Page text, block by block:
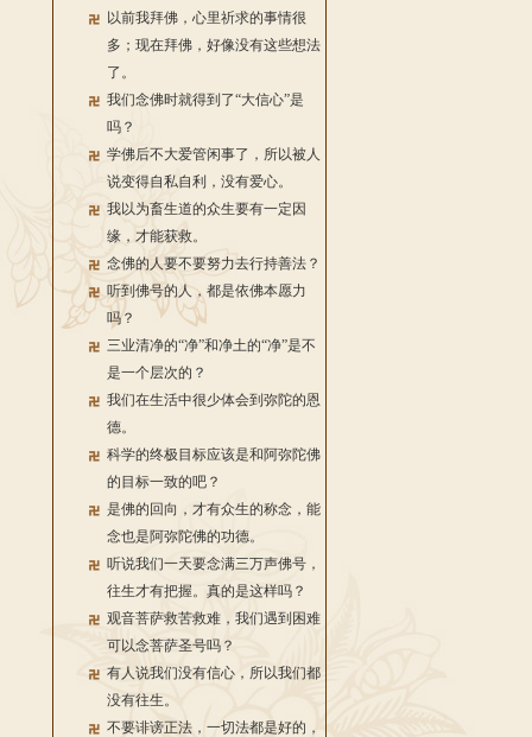
以前我拜佛，心里祈求的事情很
多；现在拜佛，好像没有这些想法
了。
我们念佛时就得到了“大信心”是
吗？
学佛后不大爱管闲事了，所以被人
说变得自私自利，没有爱心。
我以为畜生道的众生要有一定因
缘，才能获救。
念佛的人要不要努力去行持善法？
听到佛号的人，都是依佛本愿力
吗？
三业清净的“净”和净土的“净”是不
是一个层次的？
我们在生活中很少体会到弥陀的恩
德。
科学的终极目标应该是和阿弥陀佛
的目标一致的吧？
是佛的回向，才有众生的称念，能
念也是阿弥陀佛的功德。
听说我们一天要念满三万声佛号，
往生才有把握。真的是这样吗？
观音菩萨救苦救难，我们遇到困难
可以念菩萨圣号吗？
有人说我们没有信心，所以我们都
没有往生。
不要诽谤正法，一切法都是好的，